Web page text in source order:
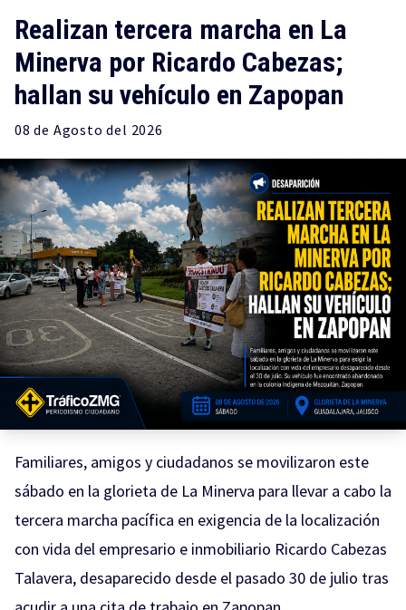
Realizan tercera marcha en La
Minerva por Ricardo Cabezas;
hallan su vehículo en Zapopan
08 de Agosto del 2026
Familiares, amigos y ciudadanos se movilizaron este
sábado en la glorieta de La Minerva para llevar a cabo la
tercera marcha pacífica en exigencia de la localización
con vida del empresario e inmobiliario Ricardo Cabezas
Talavera, desaparecido desde el pasado 30 de julio tras